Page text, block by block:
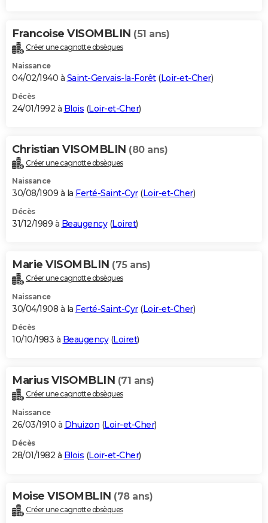
Francoise VISOMBLIN (51 ans)
Créer une cagnotte obsèques
Naissance
04/02/1940 à Saint-Gervais-la-Forêt(Loir-et-Cher)
Décès
24/01/1992 à Blois (Loir-et-Cher)
Christian VISOMBLIN (80 ans)
Créer une cagnotte obsèques
Naissance
30/08/1909 à la Ferté-Saint-Cyr(Loir-et-Cher)
Décès
31/12/1989 à Beaugency(Loiret)
Marie VISOMBLIN (75 ans)
Créer une cagnotte obsèques
Naissance
30/04/1908 à la Ferté-Saint-Cyr(Loir-et-Cher)
Décès
10/10/1983 à Beaugency(Loiret)
Marius VISOMBLIN (71 ans)
Créer une cagnotte obsèques
Naissance
26/03/1910 à Dhuizon (Loir-et-Cher)
Décès
28/01/1982 à Blois (Loir-et-Cher)
Moise VISOMBLIN (78 ans)
Créer une cagnotte obsèques